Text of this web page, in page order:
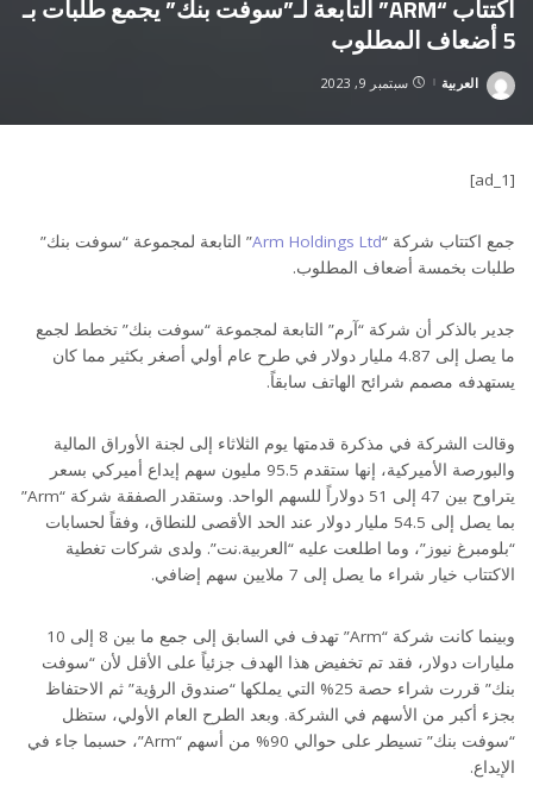
اكتتاب “ARM” التابعة لـ”سوفت بنك” يجمع طلبات بـ
5 أضعاف المطلوب
Posted
العربية سبتمبر 9, 2023
[ad_1]
جمع اكتتاب شركة “Arm Holdings Ltd” التابعة لمجموعة “سوفت بنك”
طلبات بخمسة أضعاف المطلوب.
جدير بالذكر أن شركة “آرم” التابعة لمجموعة “سوفت بنك” تخطط لجمع
ما يصل إلى 4.87 مليار دولار في طرح عام أولي أصغر بكثير مما كان
يستهدفه مصمم شرائح الهاتف سابقاً.
وقالت الشركة في مذكرة قدمتها يوم الثلاثاء إلى لجنة الأوراق المالية
والبورصة الأميركية، إنها ستقدم 95.5 مليون سهم إيداع أميركي بسعر
يتراوح بين 47 إلى 51 دولاراً للسهم الواحد. وستقدر الصفقة شركة “Arm”
بما يصل إلى 54.5 مليار دولار عند الحد الأقصى للنطاق، وفقاً لحسابات
“بلومبرغ نيوز”، وما اطلعت عليه “العربية.نت”. ولدى شركات تغطية
الاكتتاب خيار شراء ما يصل إلى 7 ملايين سهم إضافي.
وبينما كانت شركة “Arm” تهدف في السابق إلى جمع ما بين 8 إلى 10
مليارات دولار، فقد تم تخفيض هذا الهدف جزئياً على الأقل لأن “سوفت
بنك” قررت شراء حصة 25% التي يملكها “صندوق الرؤية” ثم الاحتفاظ
بجزء أكبر من الأسهم في الشركة. وبعد الطرح العام الأولي، ستظل
“سوفت بنك” تسيطر على حوالي 90% من أسهم “Arm”، حسبما جاء في
الإيداع.